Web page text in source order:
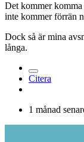
Det kommer
inte kommer förrän
Dock så är mina
långa.
Citera
1 månad